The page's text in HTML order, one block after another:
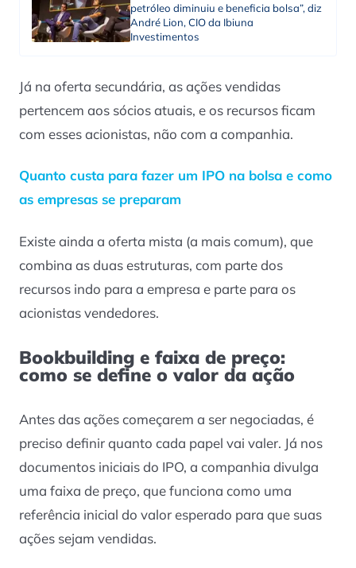
petróleo diminuiu e beneficia bolsa”, diz
André Lion, CIO da Ibiuna
Investimentos
Já na oferta secundária, as ações vendidas
pertencem aos sócios atuais, e os recursos ficam
com esses acionistas, não com a companhia.
Quanto custa para fazer um IPO na bolsa e como
as empresas se preparam
Existe ainda a oferta mista (a mais comum), que
combina as duas estruturas, com parte dos
recursos indo para a empresa e parte para os
acionistas vendedores.
Bookbuilding e faixa de preço:
como se define o valor da ação
Antes das ações começarem a ser negociadas, é
preciso definir quanto cada papel vai valer. Já nos
documentos iniciais do IPO, a companhia divulga
uma faixa de preço, que funciona como uma
referência inicial do valor esperado para que suas
ações sejam vendidas.